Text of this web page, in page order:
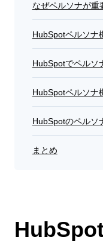
なぜペルソナが重
HubSpotペルソナ
HubSpotでペルソ
HubSpotペルソナ
HubSpotのペルソ
まとめ